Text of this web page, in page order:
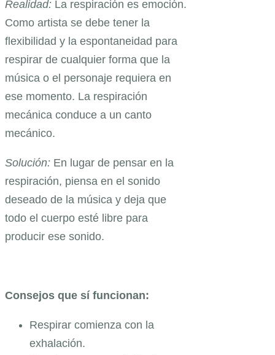
Realidad: La respiración es emoción.
Como artista se debe tener la
flexibilidad y la espontaneidad para
respirar de cualquier forma que la
música o el personaje requiera en
ese momento. La respiración
mecánica conduce a un canto
mecánico.
Solución: En lugar de pensar en la
respiración, piensa en el sonido
deseado de la música y deja que
todo el cuerpo esté libre para
producir ese sonido.
Consejos que sí funcionan:
Respirar comienza con la
exhalación.